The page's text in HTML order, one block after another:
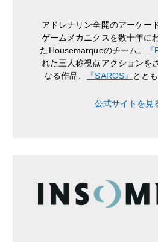
アドレナリン全開のアーケー
ゲームメカニクスを数十年に
たHousemarqueのチーム。
れた三人称視点アクションを
なる作品、
『SAROS』 とと
公式サイトを見